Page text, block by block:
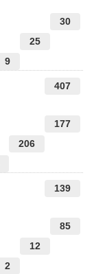
30
25
9
407
177
206
139
85
12
2